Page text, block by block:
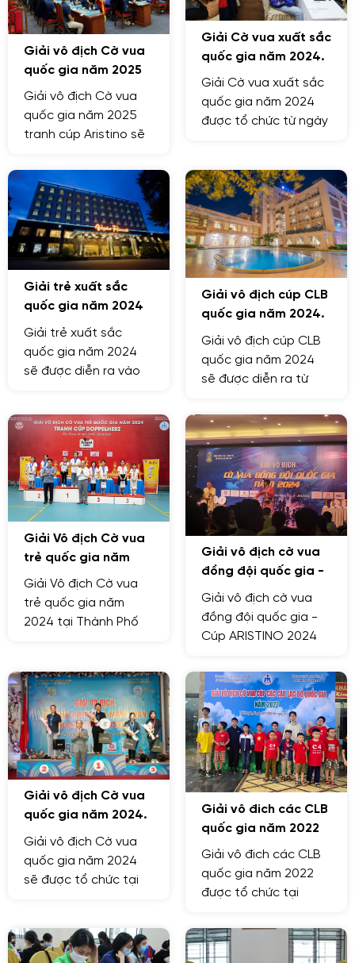
Giải vô địch Cờ vua
quốc gia năm 2025
Giải vô địch Cờ vua
quốc gia năm 2025
tranh cúp Aristino sẽ
10.3 tại Bắc Giang.
Giải Cờ vua xuất sắc
quốc gia năm 2024.
Giải Cờ vua xuất sắc
quốc gia năm 2024
được tổ chức từ ngày
Giải trẻ xuất sắc
quốc gia năm 2024
Giải trẻ xuất sắc
quốc gia năm 2024
sẽ được diễn ra vào
Riverside Cần Thơ
Giải vô địch cúp CLB
quốc gia năm 2024.
Giải vô địch cúp CLB
quốc gia năm 2024
sẽ được diễn ra từ
Khách Sạn - Grand -
Palace Thành Phố
Vũng Tàu.
Giải Vô địch Cờ vua
trẻ quốc gia năm
2024
Giải Vô địch Cờ vua
trẻ quốc gia năm
2024 tại Thành Phố
Giải vô địch cờ vua
đồng đội quốc gia -
Cúp ARISTINO 2024
Giải vô địch cờ vua
đồng đội quốc gia -
Cúp ARISTINO 2024
Thành phố Vũng Tàu
từ ngày 12 đến ngày
21/4/2024
Giải vô địch Cờ vua
quốc gia năm 2024.
Giải vô địch Cờ vua
quốc gia năm 2024
sẽ được tổ chức tại
– Hà Nội.
Giải vô đich các CLB
quốc gia năm 2022
Giải vô đich các CLB
quốc gia năm 2022
được tổ chức tại
Nguyên với hơn 700
VĐV đến từ 43 đơn vị.